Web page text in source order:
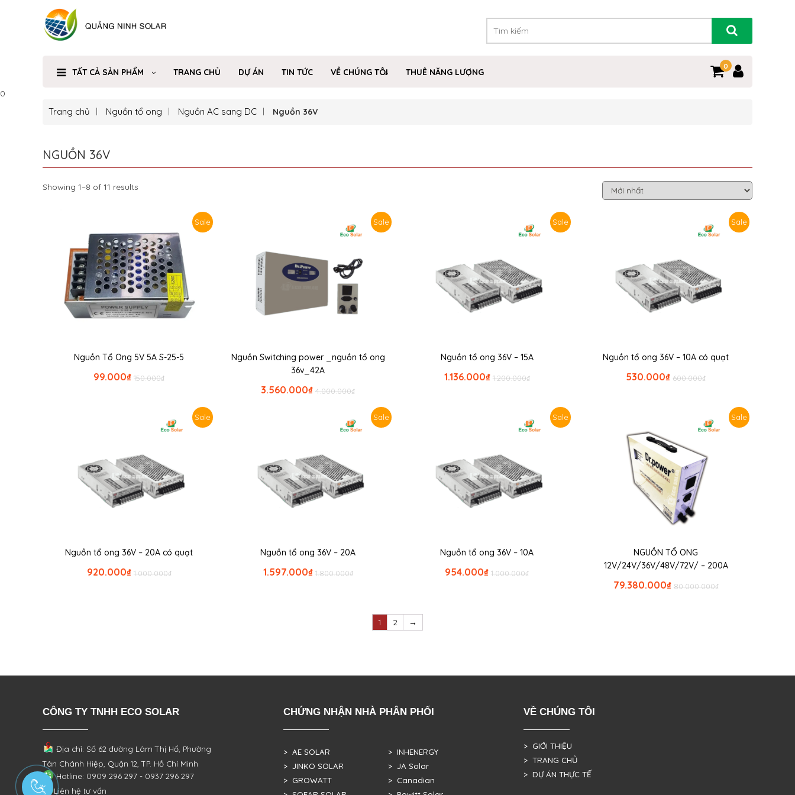
TẤT CẢ SẢN PHẨM TRANG CHỦ DỰ ÁN TIN TỨC VỀ CHÚNG TÔI THUÊ NĂNG LƯỢNG
0
0
Trang chủ Nguồn tổ ong Nguồn AC sang DC Nguồn 36V
NGUỒN 36V
Showing 1–8 of 11 results
Sale
Nguồn Tổ Ong 5V 5A S-25-5
₫
150.000
₫
99.000
Sale
Nguồn Switching power _nguồn tổ ong
36v_42A
₫
4.000.000
₫
3.560.000
Sale
Nguồn tổ ong 36V – 15A
₫
1.200.000
₫
1.136.000
Sale
Nguồn tổ ong 36V – 10A có quạt
₫
600.000
₫
530.000
Sale
Nguồn tổ ong 36V – 20A có quạt
₫
1.000.000
₫
920.000
Sale
Nguồn tổ ong 36V – 20A
₫
1.800.000
₫
1.597.000
Sale
Nguồn tổ ong 36V – 10A
₫
1.000.000
₫
954.000
Sale
NGUỒN TỔ ONG
12V/24V/36V/48V/72V/ – 200A
₫
80.000.000
₫
79.380.000
1 2 →
CÔNG TY TNHH ECO SOLAR
Địa chỉ: Số 62 đường Lâm Thị Hố, Phường
Tân Chánh Hiệp, Quận 12, TP. Hồ Chí Minh
Hotline: 0909 296 297 - 0937 296 297
Liên hệ tư vấn
CHỨNG NHẬN NHÀ PHÂN PHỐI
> AE SOLAR
> JINKO SOLAR
> GROWATT
> INHENERGY
> JA Solar
> Canadian
VỀ CHÚNG TÔI
> GIỚI THIỆU
> TRANG CHỦ
> DỰ ÁN THỰC TẾ